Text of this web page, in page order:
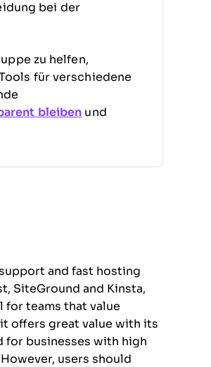
bei der
zu helfen,
für verschiedene
bleiben und
and fast hosting
SiteGround and Kinsta,
for teams that value
offers great value with its
businesses with high
users should